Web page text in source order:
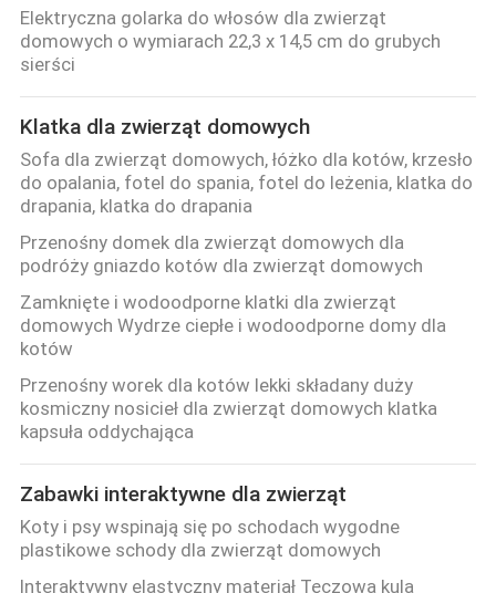
Elektryczna golarka do włosów dla zwierząt
domowych o wymiarach 22,3 x 14,5 cm do grubych
sierści
Klatka dla zwierząt domowych
Sofa dla zwierząt domowych, łóżko dla kotów, krzesło
do opalania, fotel do spania, fotel do leżenia, klatka do
drapania, klatka do drapania
Przenośny domek dla zwierząt domowych dla
podróży gniazdo kotów dla zwierząt domowych
Zamknięte i wodoodporne klatki dla zwierząt
domowych Wydrze ciepłe i wodoodporne domy dla
kotów
Przenośny worek dla kotów lekki składany duży
kosmiczny nosicieł dla zwierząt domowych klatka
kapsuła oddychająca
Zabawki interaktywne dla zwierząt
Koty i psy wspinają się po schodach wygodne
plastikowe schody dla zwierząt domowych
Interaktywny elastyczny materiał Tęczowa kula